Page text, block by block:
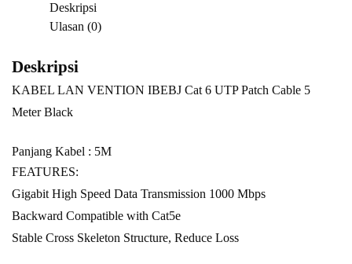
Deskripsi
Ulasan (0)
Deskripsi
KABEL LAN VENTION IBEBJ Cat 6 UTP Patch Cable 5
Meter Black
Panjang Kabel : 5M
FEATURES:
Gigabit High Speed Data Transmission 1000 Mbps
Backward Compatible with Cat5e
Stable Cross Skeleton Structure, Reduce Loss